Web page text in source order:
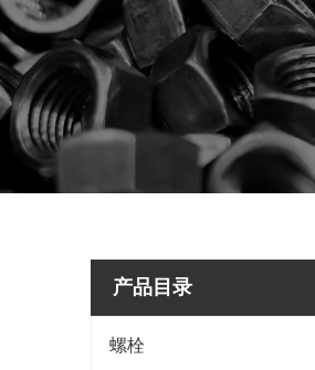
产品目录
螺栓